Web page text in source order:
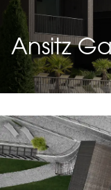
Ansitz